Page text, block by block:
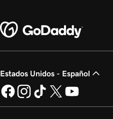
Estados Unidos - Español